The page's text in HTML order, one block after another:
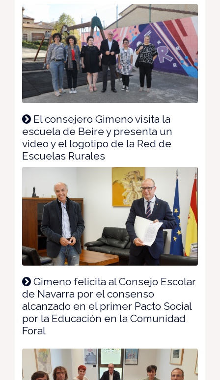
El consejero Gimeno visita la
escuela de Beire y presenta un
video y el logotipo de la Red de
Escuelas Rurales
Gimeno felicita al Consejo Escolar
de Navarra por el consenso
alcanzado en el primer Pacto Social
por la Educación en la Comunidad
Foral